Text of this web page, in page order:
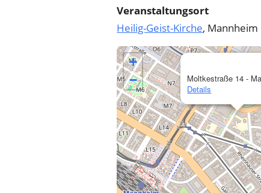
Veranstaltungsort
Heilig-Geist-Kirche, Mannheim
Moltkestraße 14 -
Details
+
−